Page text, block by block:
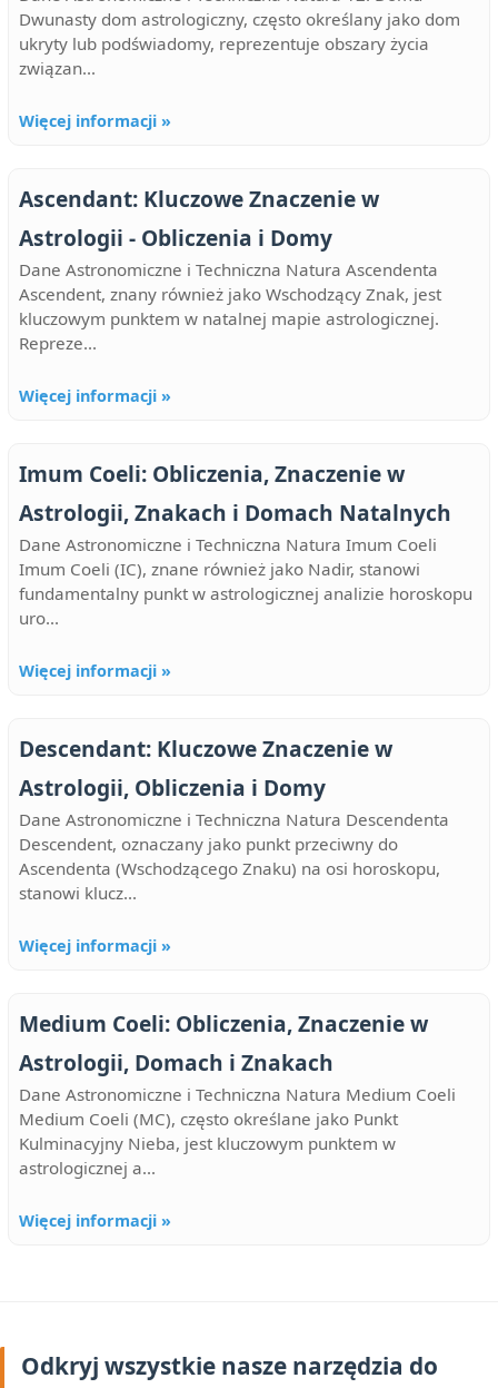
Dwunasty dom astrologiczny, często określany jako dom
ukryty lub podświadomy, reprezentuje obszary życia
związan...
Więcej informacji »
Ascendant: Kluczowe Znaczenie w
Astrologii - Obliczenia i Domy
Dane Astronomiczne i Techniczna Natura Ascendenta
Ascendent, znany również jako Wschodzący Znak, jest
kluczowym punktem w natalnej mapie astrologicznej.
Repreze...
Więcej informacji »
Imum Coeli: Obliczenia, Znaczenie w
Astrologii, Znakach i Domach Natalnych
Dane Astronomiczne i Techniczna Natura Imum Coeli
Imum Coeli (IC), znane również jako Nadir, stanowi
fundamentalny punkt w astrologicznej analizie horoskopu
uro...
Więcej informacji »
Descendant: Kluczowe Znaczenie w
Astrologii, Obliczenia i Domy
Dane Astronomiczne i Techniczna Natura Descendenta
Descendent, oznaczany jako punkt przeciwny do
Ascendenta (Wschodzącego Znaku) na osi horoskopu,
stanowi klucz...
Więcej informacji »
Medium Coeli: Obliczenia, Znaczenie w
Astrologii, Domach i Znakach
Dane Astronomiczne i Techniczna Natura Medium Coeli
Medium Coeli (MC), często określane jako Punkt
Kulminacyjny Nieba, jest kluczowym punktem w
astrologicznej a...
Więcej informacji »
Odkryj wszystkie nasze narzędzia do